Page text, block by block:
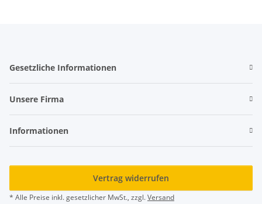
Gesetzliche Informationen
Unsere Firma
Informationen
Vertrag widerrufen
* Alle Preise inkl. gesetzlicher MwSt., zzgl.Versand